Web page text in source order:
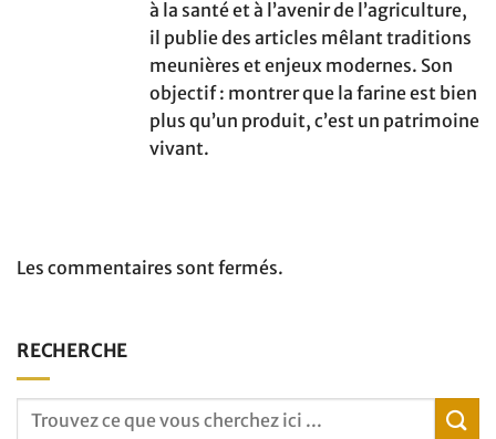
à la santé et à l’avenir de l’agriculture,
il publie des articles mêlant traditions
meunières et enjeux modernes. Son
objectif : montrer que la farine est bien
plus qu’un produit, c’est un patrimoine
vivant.
Les commentaires sont fermés.
RECHERCHE